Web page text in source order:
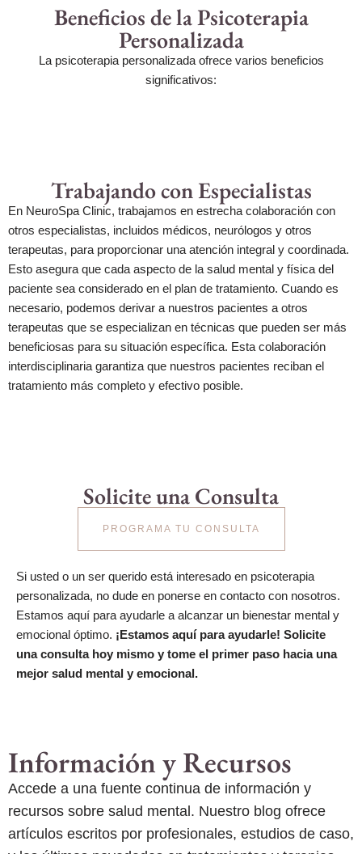
Beneficios de la Psicoterapia
Personalizada
La psicoterapia personalizada ofrece varios beneficios
significativos:
Trabajando con Especialistas
En NeuroSpa Clinic, trabajamos en estrecha colaboración con
otros especialistas, incluidos médicos, neurólogos y otros
terapeutas, para proporcionar una atención integral y coordinada.
Esto asegura que cada aspecto de la salud mental y física del
paciente sea considerado en el plan de tratamiento. Cuando es
necesario, podemos derivar a nuestros pacientes a otros
terapeutas que se especializan en técnicas que pueden ser más
beneficiosas para su situación específica. Esta colaboración
interdisciplinaria garantiza que nuestros pacientes reciban el
tratamiento más completo y efectivo posible.
Solicite una Consulta
PROGRAMA TU CONSULTA
Si usted o un ser querido está interesado en psicoterapia
personalizada, no dude en ponerse en contacto con nosotros.
Estamos aquí para ayudarle a alcanzar un bienestar mental y
emocional óptimo. ¡Estamos aquí para ayudarle! Solicite
una consulta hoy mismo y tome el primer paso hacia una
mejor salud mental y emocional.
Información y Recursos
Accede a una fuente continua de información y
recursos sobre salud mental. Nuestro blog ofrece
artículos escritos por profesionales, estudios de caso,